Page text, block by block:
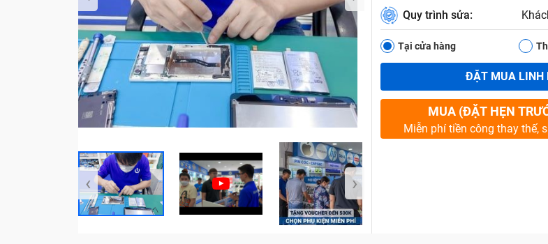
Bảo Hành One
‹ ›
Quy trình sửa:
Tại cửa hàng
ĐẶT MUA LINH
MUA (ĐẶT HẸN
Miễn phí tiền công thay thế,